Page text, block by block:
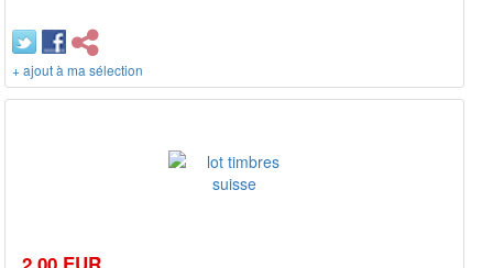
+ ajout à ma sélection